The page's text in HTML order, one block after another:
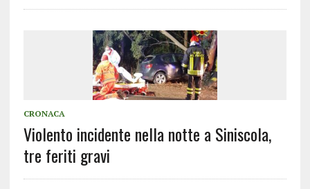
CRONACA
Violento incidente nella notte a Siniscola,
tre feriti gravi